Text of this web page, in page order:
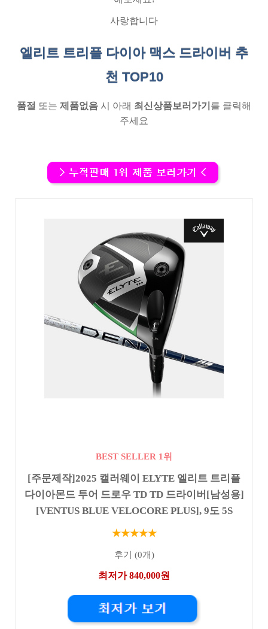
사랑합니다
엘리트 트리플 다이아 맥스 드라이버 추
천 TOP10
품절 또는 제품없음 시 아래 최신상품보러가기 를 클릭해
주세요
BEST SELLER 1위
[주문제작]2025 캘러웨이 ELYTE 엘리트 트리플
다이아몬드 투어 드로우 TD TD 드라이버[남성용]
[VENTUS BLUE VELOCORE PLUS], 9도 5S
★★★★★
후기 (0개)
최저가 840,000원